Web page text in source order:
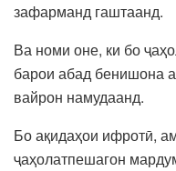
зафарманд гаштаанд.
Ва номи оне, ки бо
барои абад бенишона
вайрон намудаанд.
Бо ақидаҳои ифротӣ,
ҷаҳолатпешагон